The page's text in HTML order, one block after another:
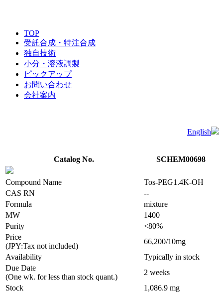
TOP
受託合成・特注合成
独自技術
小分・溶液調製
ピックアップ
お問い合わせ
会社案内
English
Catalog No. SCHEM00698
Compound Name
Tos-PEG1.4K-OH
CAS RN
--
Formula
mixture
MW
1400
Purity
<80%
Price
(JPY:Tax not included)
66,200/10mg
Availability
Typically in stock
Due Date
(One wk. for less than stock quant.)
2 weeks
Stock
1,086.9 mg